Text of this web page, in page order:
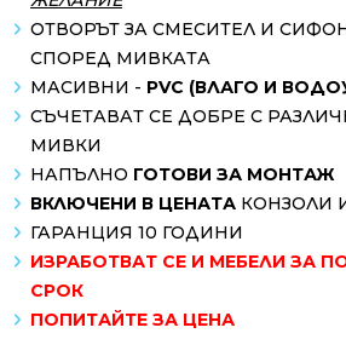
ОТВОРЪТ ЗА СМЕСИТЕЛ И
СПОРЕД МИВКАТА
МАСИВНИ - PVC (ВЛАГО И
СЪЧЕТАВАТ СЕ ДОБРЕ С
МИВКИ
НАПЪЛНО ГОТОВИ ЗА МОНТАЖ
ВКЛЮЧЕНИ В ЦЕНАТА КОНЗОЛИ
ГАРАНЦИЯ 10 ГОДИНИ
ИЗРАБОТВАТ СЕ И МЕБЕЛИ ЗА
СРОК
ПОПИТАЙТЕ ЗА ЦЕНА